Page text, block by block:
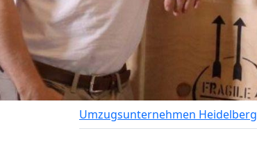
Umzugsunternehmen Heidelberg